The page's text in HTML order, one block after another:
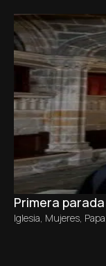
Primera
Iglesia, Mujeres, Papa